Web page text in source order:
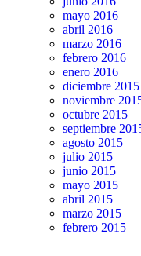
mayo 2016
abril 2016
marzo 2016
febrero 2016
enero 2016
diciembre 2015
noviembre
octubre 2015
septiembre
agosto 2015
julio 2015
junio 2015
mayo 2015
abril 2015
marzo 2015
febrero 2015